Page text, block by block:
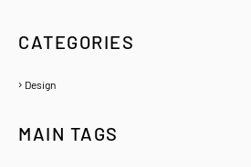
CATEGORIES
Design
MAIN TAGS